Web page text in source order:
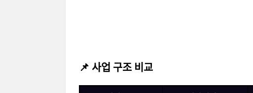
📌 사업 구조 비교